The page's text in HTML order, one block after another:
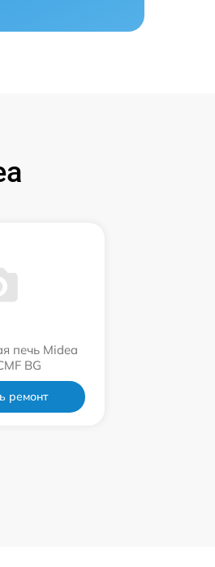
печь Midea
BG
ремонт